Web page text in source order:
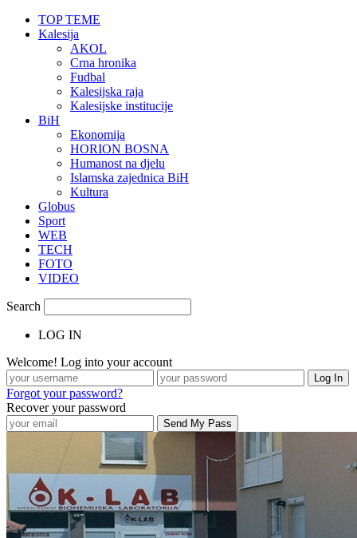
TOP TEME
Kalesija
AKOL
Crna hronika
Fudbal
Kalesijska raja
Kalesijske institucije
BiH
Ekonomija
HORION BOSNA
Humanost na djelu
Islamska zajednica BiH
Kultura
Globus
Sport
WEB
TECH
FOTO
VIDEO
Search
LOG IN
Welcome! Log into your account
Forgot your password?
Recover your password